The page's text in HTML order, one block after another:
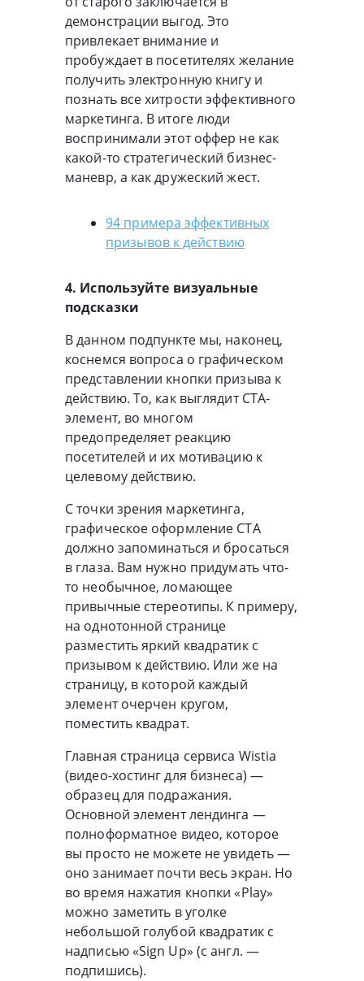
демонстрации выгод. Это
привлекает внимание и
пробуждает в посетителях желание
получить электронную книгу и
познать все хитрости эффективного
маркетинга. В итоге люди
воспринимали этот оффер не как
какой-то стратегический бизнес-
маневр, а как дружеский жест.
94 примера эффективных
призывов к действию
4. Используйте визуальные
подсказки
В данном подпункте мы, наконец,
коснемся вопроса о графическом
представлении кнопки призыва к
действию. То, как выглядит CTA-
элемент, во многом
предопределяет реакцию
посетителей и их мотивацию к
целевому действию.
С точки зрения маркетинга,
графическое оформление CTA
должно запоминаться и бросаться
в глаза. Вам нужно придумать что-
то необычное, ломающее
привычные стереотипы. К примеру,
на однотонной странице
разместить яркий квадратик с
призывом к действию. Или же на
страницу, в которой каждый
элемент очерчен кругом,
поместить квадрат.
Главная страница сервиса Wistia
(видео-хостинг для бизнеса) —
образец для подражания.
Основной элемент лендинга —
полноформатное видео, которое
вы просто не можете не увидеть —
оно занимает почти весь экран. Но
во время нажатия кнопки «Play»
можно заметить в уголке
небольшой голубой квадратик с
надписью «Sign Up» (с англ. —
подпишись).